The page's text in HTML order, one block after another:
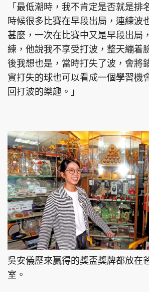
「最低潮時，我不肯定是否就是排
時候很多比賽在早段出局，連練波
甚麼，一次在比賽中又是早段出局
練，他說我不享受打波，整天繃着
後我想也是，當時打失了波，會將
實打失的球也可以看成一個學習機
回打波的樂趣。」
吳安儀歷來贏得的獎盃獎牌都放在
室。